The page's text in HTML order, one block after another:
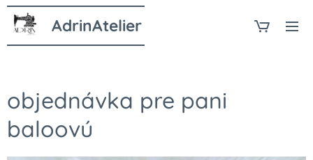
AdrinAtelier
objednávka pre pani
baloovú